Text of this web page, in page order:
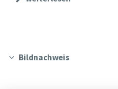
Bildnachweis